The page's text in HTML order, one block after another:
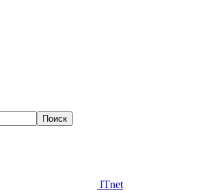
ITnet